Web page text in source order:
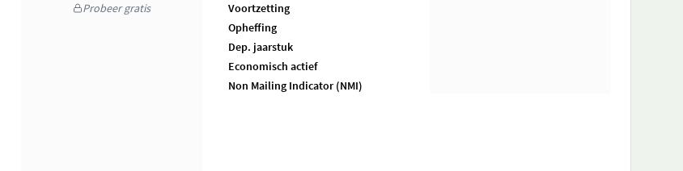
Probeer gratis
Voortzetting
Opheffing
Dep. jaarstuk
Economisch actief
Non Mailing Indicator (NMI)